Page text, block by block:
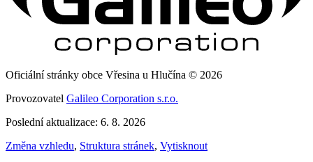
Oficiální stránky obce Vřesina u Hlučína © 2026
Provozovatel Galileo Corporation s.r.o.
Poslední aktualizace: 6. 8. 2026
Změna vzhledu, Struktura stránek, Vytisknout